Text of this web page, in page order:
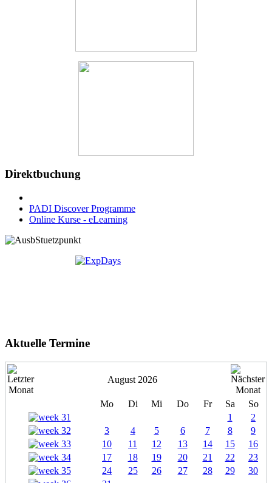
Direktbuchung
PADI Discover Programme
Online Kurse - eLearning
Aktuelle Termine
August 2026
Mo Di Mi Do Fr Sa
So
1
2
3
4 5 6 7 8
9
10
11 12 13 14 15
16
17
18 19 20 21 22
23
24
25 26 27 28 29
30